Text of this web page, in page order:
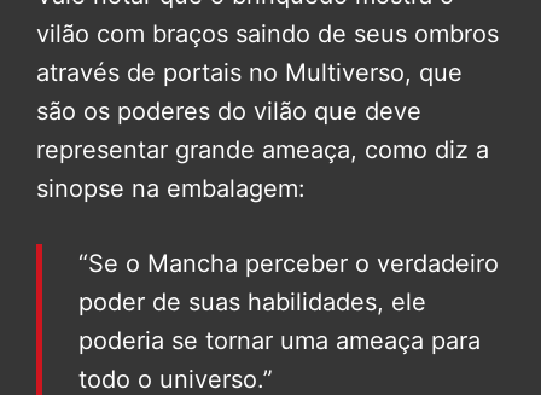
vilão com braços saindo de seus ombros
através de portais no Multiverso, que
são os poderes do vilão que deve
representar grande ameaça, como diz a
sinopse na embalagem:
“Se o Mancha perceber o verdadeiro
poder de suas habilidades, ele
poderia se tornar uma ameaça para
todo o universo.”